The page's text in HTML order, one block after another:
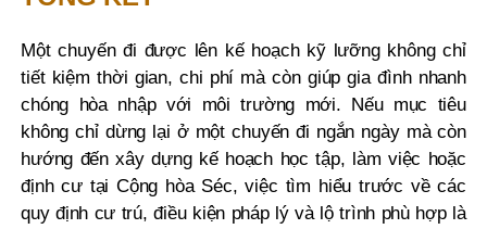
Một chuyến đi được lên kế hoạch kỹ lưỡng không chỉ
tiết kiệm thời gian, chi phí mà còn giúp gia đình nhanh
chóng hòa nhập với môi trường mới. Nếu mục tiêu
không chỉ dừng lại ở một chuyến đi ngắn ngày mà còn
hướng đến xây dựng kế hoạch học tập, làm việc hoặc
định cư tại Cộng hòa Séc, việc tìm hiểu trước về các
quy định cư trú, điều kiện pháp lý và lộ trình phù hợp là